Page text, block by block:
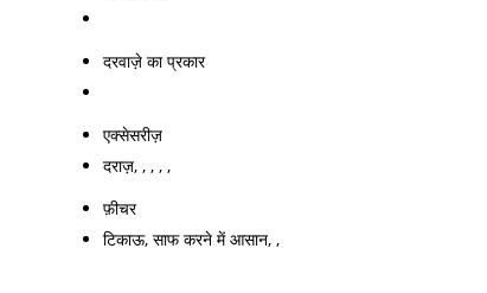
दरवाज़े का प्रकार
एक्सेसरीज़
दराज़, , , , ,
फ़ीचर
टिकाऊ, साफ करने में आसान, ,